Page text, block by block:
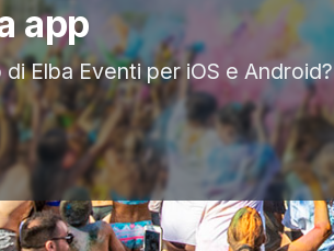
app
Elba Eventi per iOS e Android?